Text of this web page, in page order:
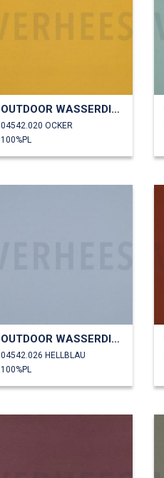
OUTDOOR WASSERDICHT
04542.020 OCKER
100%PL
OUTDOOR WASSERDICHT
04542.026 HELLBLAU
100%PL